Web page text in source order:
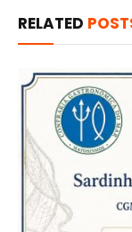
RELATED